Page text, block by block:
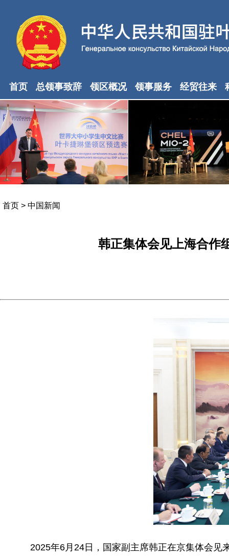
首页 总领事致辞 领区概况 领事服务 经贸往来
首页 > 中国新闻
韩正集体会见上海合作
2025年6月24日，国家副主席韩正在京集体会见